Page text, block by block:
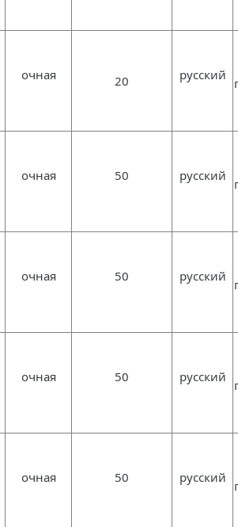
очная 20 русский
очная 50 русский
очная 50 русский
очная 50 русский
очная 50 русский